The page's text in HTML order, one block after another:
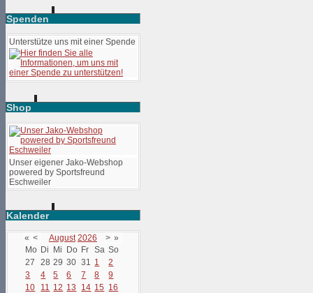
Spenden
Unterstütze uns mit einer Spende
Shop
Unser eigener Jako-Webshop
powered by Sportsfreund
Eschweiler
Kalender
« < August 2026 > »
Mo Di Mi Do Fr Sa So
27
28 29 30 31 1
2
3
4 5 6 7 8
9
10
11 12 13 14 15 16